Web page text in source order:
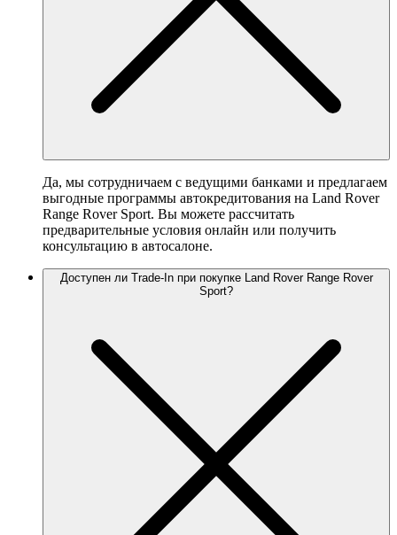
Да, мы сотрудничаем с ведущими банками и предлагаем
выгодные программы автокредитования на Land Rover
Range Rover Sport. Вы можете рассчитать
предварительные условия онлайн или получить
консультацию в автосалоне.
Доступен ли Trade-In при покупке Land Rover Range Rover
Sport?